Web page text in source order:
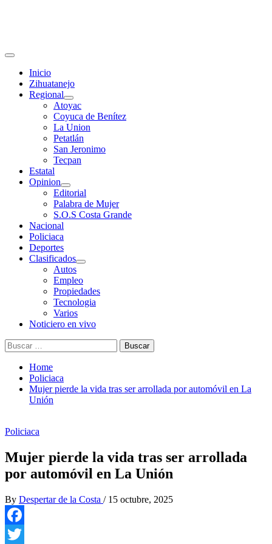
Primary
Inicio
Zihuatanejo
Regional
Atoyac
Coyuca de Benítez
La Union
Petatlán
San Jeronimo
Tecpan
Estatal
Opinion
Editorial
Palabra de Mujer
S.O.S Costa Grande
Nacional
Policiaca
Deportes
Clasificados
Autos
Empleo
Propiedades
Tecnologia
Varios
Noticiero en vivo
Buscar:
Home
Policiaca
Mujer pierde la vida tras ser arrollada por automóvil en La
Unión
Policiaca
Mujer pierde la vida tras ser arrollada
por automóvil en La Unión
By Despertar de la Costa / 15 octubre, 2025
Facebook